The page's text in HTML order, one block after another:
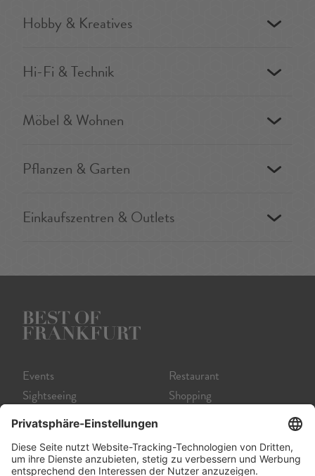
Hobby & Kreatives
Hi-Fi & Technik
Möbel & Wohnen
Pflanzen & Garten
Einkaufszentren & Outlets
Events
Sightseeing
Museum
Theater
Film
Restaurant
Shopping
Service A-Z